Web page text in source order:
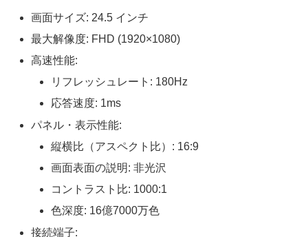
画面サイズ: 24.5 インチ
最大解像度: FHD (1920×1080)
高速性能:
リフレッシュレート: 180Hz
応答速度: 1ms
パネル・表示性能:
縦横比（アスペクト比）: 16:9
画面表面の説明: 非光沢
コントラスト比: 1000:1
色深度: 16億7000万色
接続端子: